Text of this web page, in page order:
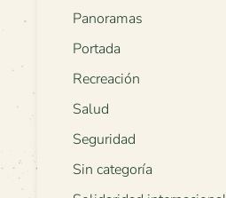
Panoramas
Portada
Recreación
Salud
Seguridad
Sin categoría